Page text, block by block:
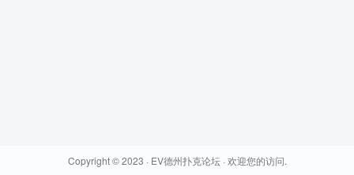
Copyright © 2023 · EV德州扑克论坛· 欢迎您的访问.